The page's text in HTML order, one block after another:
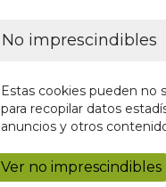
No imprescindibles
Estas cookies pueden no
para recopilar datos
anuncios y otros
Ver no imprescindibles